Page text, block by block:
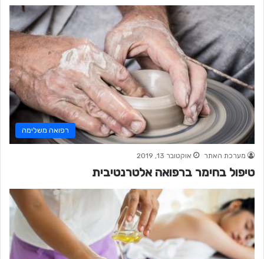
רפואה משלימה
מערכת האתר אוקטובר 13, 2019
טיפול בחימר ברפואה אלטרנטיבית